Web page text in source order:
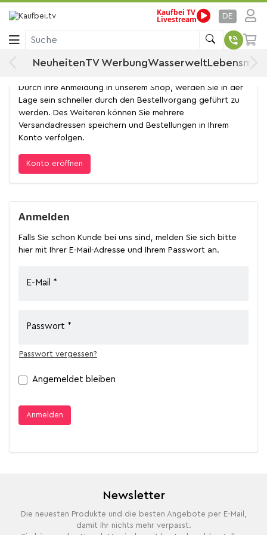
Kaufbei TV
Livestream DE
Suche
NeuheitenTV WerbungWasserwelt
Anmelden
Konto eröffnen
Durch Ihre Anmeldung in unserem Shop, werden Sie in der
Lage sein schneller durch den Bestellvorgang geführt zu
werden. Des Weiteren können Sie mehrere
Versandadressen speichern und Bestellungen in Ihrem
Konto verfolgen.
Konto eröffnen
Anmelden
Falls Sie schon Kunde bei uns sind, melden Sie sich bitte
hier mit Ihrer E-Mail-Adresse und Ihrem Passwort an.
E-Mail
Passwort
Passwort vergessen?
Angemeldet bleiben
Anmelden
Newsletter
Die neuesten Produkte und die besten Angebote per E-Mail,
damit Ihr nichts mehr verpasst.